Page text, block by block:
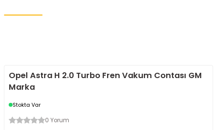
Opel Astra H 2.0 Turbo Fren Vakum Contası GM
Marka
Stokta Var
0 Yorum